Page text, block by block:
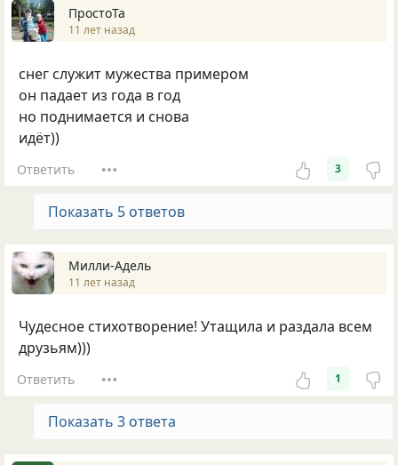
ПростоТа
11 лет назад
снег служит мужества примером
он падает из года в год
но поднимается и снова
идёт))
Ответить 3
Показать 5 ответов
Милли-Адель
11 лет назад
Чудесное стихотворение! Утащила и раздала всем
друзьям)))
Ответить 1
Показать 3 ответа